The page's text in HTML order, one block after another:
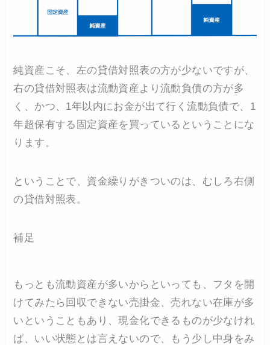
純資産こそ、左の貸借対照表の方が少ないですが、
右の貸借対照表は流動資産より流動負債の方が多
く、かつ、1年以内にお金が出て行く流動負債で、1
年超保有する固定資産を買っているということにな
ります。
ということで、資金繰りがきついのは、むしろ右側
の貸借対照表。
補足
もっとも流動資産が多いからといっても、フタを開
けてみたら回収できない売掛金、売れない在庫が多
いということもあり、現金化できるものが少なけれ
ば、いい状態とは言えないので、もう少し中身をみ